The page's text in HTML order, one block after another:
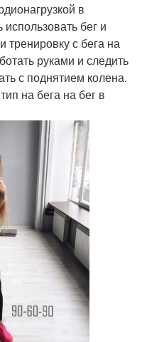
в
бег и
тренировку с бега на
руками и следить
с поднятием колена.
на бега на бег в